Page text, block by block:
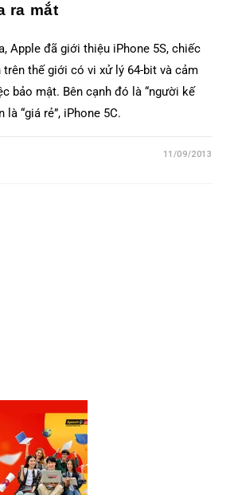
ra mắt
Apple đã giới thiệu iPhone 5S, chiếc
thế giới có vi xử lý 64-bit và cảm
bảo mật. Bên cạnh đó là “người kế
“giá rẻ”, iPhone 5C.
11/09/2013